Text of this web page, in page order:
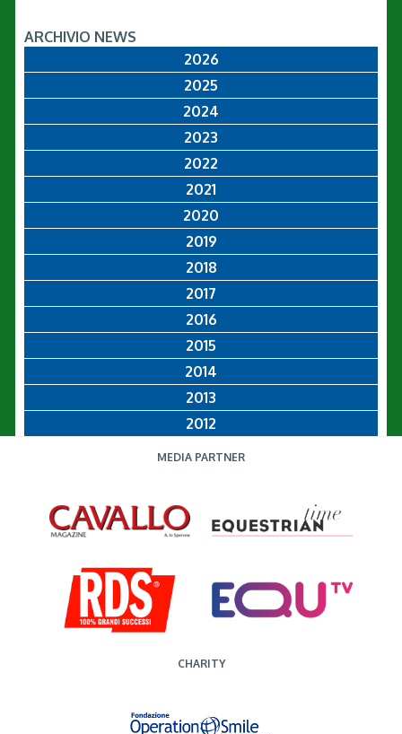
ARCHIVIO NEWS
2026
2025
2024
2023
2022
2021
2020
2019
2018
2017
2016
2015
2014
2013
2012
MEDIA PARTNER
CHARITY